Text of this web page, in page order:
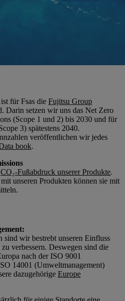
für Fsas die Fujitsu Group
Darin setzen wir uns das Net Zero
(Scope 1 und 2) bis 2030 und für
3) spätestens 2040.
veröffentlichen wir jedes
book.
CO₂-Fußabdruck unserer Produkte.
unseren Produkten können sie mit
sind wir bestrebt unseren Einfluss
verbessern. Deswegen sind die
nach der ISO 9001
14001 (Umweltmanagement)
dazugehörige Europe